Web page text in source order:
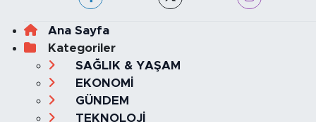
Ana Sayfa
Kategoriler
SAĞLIK & YAŞAM
EKONOMİ
GÜNDEM